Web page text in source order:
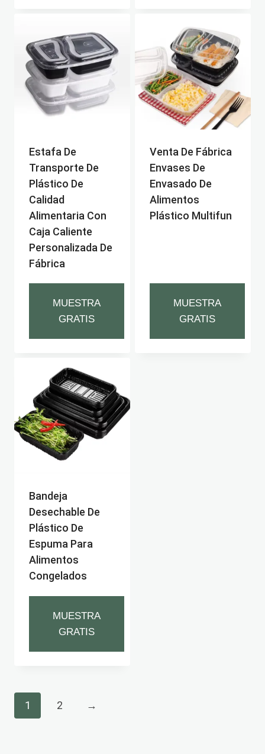
Estafa De
Transporte De
Plástico De
Calidad
Alimentaria Con
Caja Caliente
Personalizada De
Fábrica
MUESTRA
GRATIS
Venta De Fábrica
Envases De
Envasado De
Alimentos
Plástico Multifun
MUESTRA
GRATIS
Bandeja
Desechable De
Plástico De
Espuma Para
Alimentos
Congelados
MUESTRA
GRATIS
1 2 →